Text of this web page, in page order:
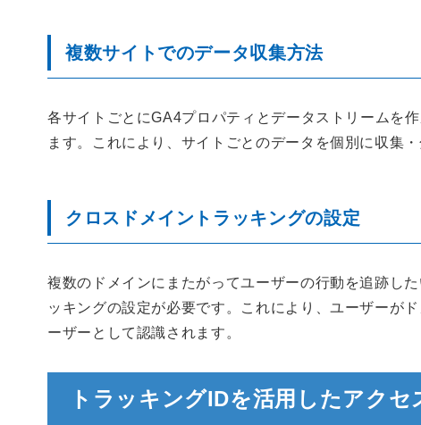
複数サイトでのデータ収集方法
各サイトごとにGA4プロパティとデータストリームを
ます。これにより、サイトごとのデータを個別に収集・
クロスドメイントラッキングの設定
複数のドメインにまたがってユーザーの行動を追跡し
ッキングの設定が必要です。これにより、ユーザーが
ーザーとして認識されます。
トラッキングIDを活用したアクセ